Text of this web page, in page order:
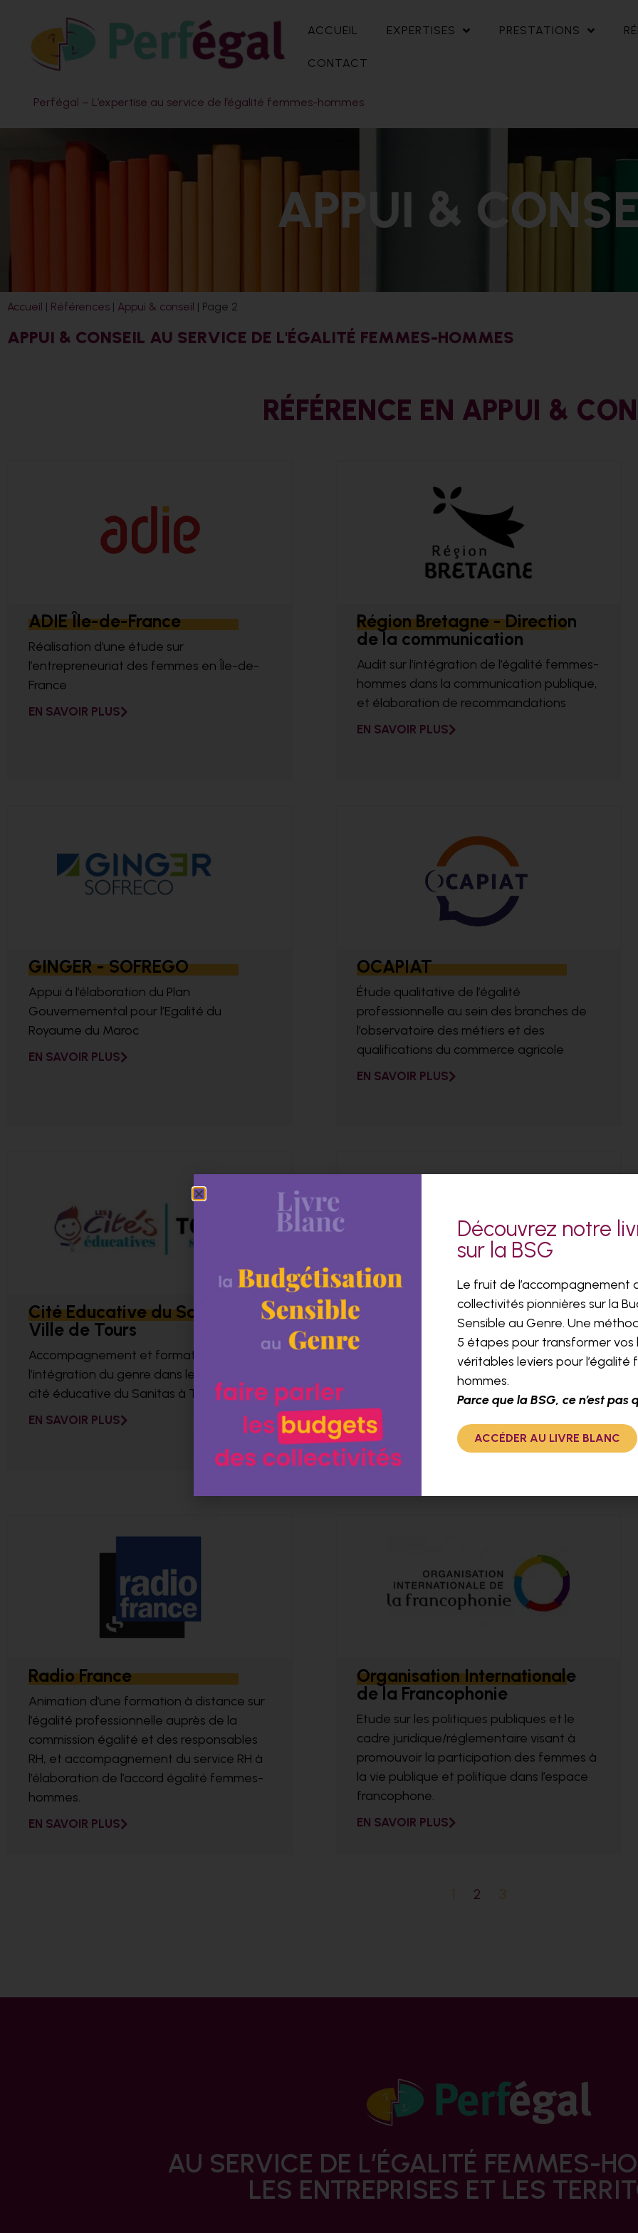
ACCUEIL EXPERTISES PRESTATIONS
CONTACT
Perfégal – L’expertise au service de l’égalité femmes-hommes
APPUI &
Accueil | Références | Appui & conseil | Page 2
APPUI & CONSEIL AU SERVICE DE L'ÉGALITÉ FEMMES-HOMMES
RÉFÉRENCE EN APPUI &
ADIE Île-de-France
Réalisation d’une étude sur
l’entrepreneuriat des femmes en Île-de-
France
EN SAVOIR PLUS
Région Bretagne - Direction
de la communication
Audit sur l’intégration de l’égalité femmes-
hommes dans la communication publique,
et élaboration de recommandations
EN SAVOIR PLUS
GINGER - SOFREGO
Appui à l’élaboration du Plan
Gouvernemental pour l’Egalité du
Royaume du Maroc
EN SAVOIR PLUS
OCAPIAT
Étude qualitative de l’égalité
professionnelle au sein des branches de
l’observatoire des métiers et des
qualifications du commerce agricole
EN SAVOIR PLUS
Cité Educative du Sanitas,
Ville de Tours
Accompagnement et formation pour
l’intégration du genre dans le projet de
cité éducative du Sanitas à Tours.
EN SAVOIR PLUS
Conseil Régional Île-de-
Appui-conseil à la candidature au label
Egalité Professionnelle entre les femmes
EN SAVOIR PLUS
Radio France
Animation d’une formation à distance sur
l’égalité professionnelle auprès de la
commission égalité et des responsables
RH, et accompagnement du service RH à
l’élaboration de l’accord égalité femmes-
hommes.
EN SAVOIR PLUS
Organisation Internationale
de la Francophonie
Etude sur les politiques publiques et le
cadre juridique/réglementaire visant à
promouvoir la participation des femmes à
la vie publique et politique dans l’espace
francophone.
EN SAVOIR PLUS
1 2 3
AU SERVICE DE L’ÉGALITÉ FEMMES-
LES ENTREPRISES ET LES
Découvrez notre
sur la BSG
Le fruit de l’accompagnement
collectivités pionnières sur la
Sensible au Genre. Une
5 étapes pour transformer vos
véritables leviers pour l’égalité
hommes.
Parce que la BSG, ce n’est pas
ACCÉDER AU LIVRE BLANC